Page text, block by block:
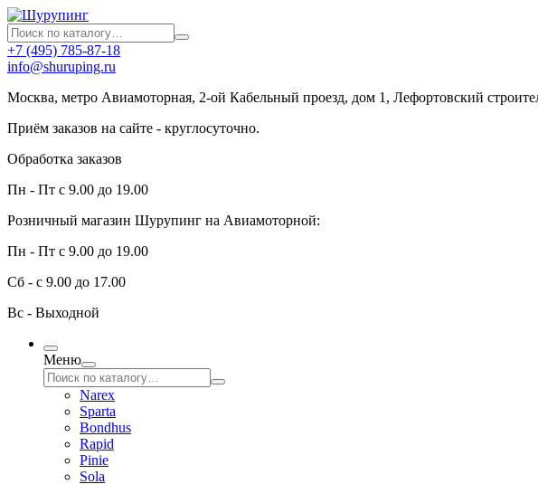
+7 (495) 785-87-18
info@shuruping.ru
Москва, метро Авиамоторная, 2-ой Кабельный проезд, дом 1, Лефортовский
Приём заказов на сайте - круглосуточно.
Обработка заказов
Пн - Пт с 9.00 до 19.00
Розничный магазин Шурупинг на Авиамоторной:
Пн - Пт с 9.00 до 19.00
Сб - с 9.00 до 17.00
Вс - Выходной
Меню
Narex
Sparta
Bondhus
Rapid
Pinie
Sola